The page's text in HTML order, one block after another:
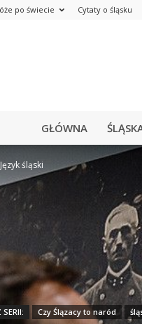
po świecie Cytaty o śląsku
GŁÓWNA
Język śląski
Czy Ślązacy to naród